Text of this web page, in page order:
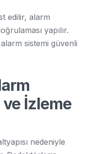
edilir, alarm
yapılır.
sistemi güvenli
ve İzleme
nedeniyle